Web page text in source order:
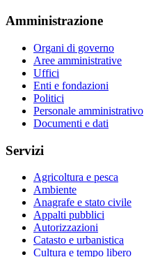
Amministrazione
Organi di governo
Aree amministrative
Uffici
Enti e fondazioni
Politici
Personale amministrativo
Documenti e dati
Servizi
Agricoltura e pesca
Ambiente
Anagrafe e stato civile
Appalti pubblici
Autorizzazioni
Catasto e urbanistica
Cultura e tempo libero